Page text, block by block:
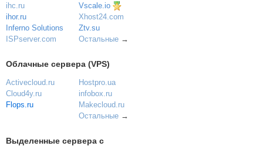
ihc.ru
ihor.ru
Inferno Solutions
ISPserver.com
Vscale.io
Xhost24.com
Ztv.su
Остальные→
Облачные сервера (VPS)
Activecloud.ru
Cloud4y.ru
Flops.ru
Hostpro.ua
infobox.ru
Makecloud.ru
Остальные→
Выделенные сервера с